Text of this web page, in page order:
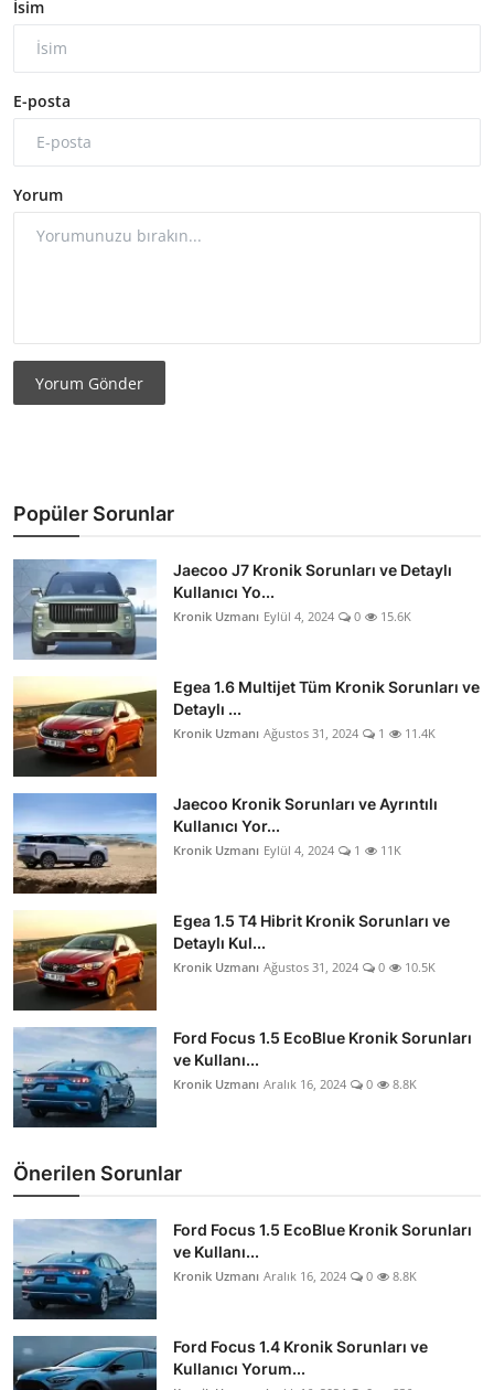
İsim
E-posta
Yorum
Yorum Gönder
Popüler Sorunlar
Jaecoo J7 Kronik Sorunları ve Detaylı
Kullanıcı Yo...
Kronik Uzmanı Eylül 4, 2024 0 15.6K
Egea 1.6 Multijet Tüm Kronik Sorunları ve
Detaylı ...
Kronik Uzmanı Ağustos 31, 2024 1 11.4K
Jaecoo Kronik Sorunları ve Ayrıntılı
Kullanıcı Yor...
Kronik Uzmanı Eylül 4, 2024 1 11K
Egea 1.5 T4 Hibrit Kronik Sorunları ve
Detaylı Kul...
Kronik Uzmanı Ağustos 31, 2024 0 10.5K
Ford Focus 1.5 EcoBlue Kronik Sorunları
ve Kullanı...
Kronik Uzmanı Aralık 16, 2024 0 8.8K
Önerilen Sorunlar
Ford Focus 1.5 EcoBlue Kronik Sorunları
ve Kullanı...
Kronik Uzmanı Aralık 16, 2024 0 8.8K
Ford Focus 1.4 Kronik Sorunları ve
Kullanıcı Yorum...